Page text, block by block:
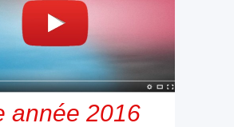
année 2016